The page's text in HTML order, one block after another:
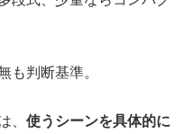
も判断基準。
使うシーンを具体的に